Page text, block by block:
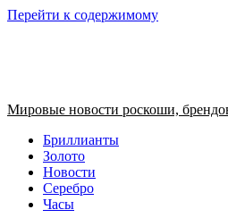
Перейти к содержимому
Мировые новости роскоши,
Бриллианты
Золото
Новости
Серебро
Часы